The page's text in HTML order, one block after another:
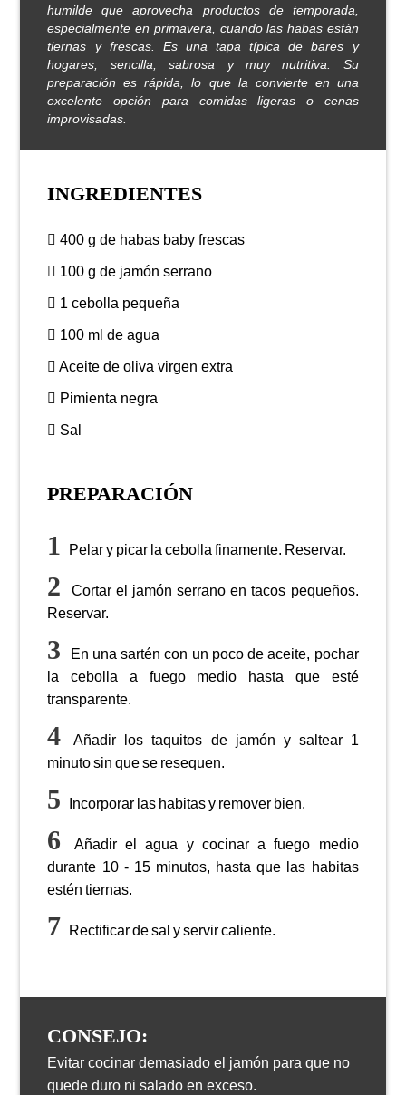
humilde que aprovecha productos de temporada,
especialmente en primavera, cuando las habas están
tiernas y frescas. Es una tapa típica de bares y
hogares, sencilla, sabrosa y muy nutritiva. Su
preparación es rápida, lo que la convierte en una
excelente opción para comidas ligeras o cenas
improvisadas.
INGREDIENTES
400 g de habas baby frescas
100 g de jamón serrano
1 cebolla pequeña
100 ml de agua
Aceite de oliva virgen extra
Pimienta negra
Sal
PREPARACIÓN
Pelar y picar la cebolla finamente. Reservar.
Cortar el jamón serrano en tacos pequeños.
Reservar.
En una sartén con un poco de aceite, pochar
la cebolla a fuego medio hasta que esté
transparente.
Añadir los taquitos de jamón y saltear 1
minuto sin que se resequen.
Incorporar las habitas y remover bien.
Añadir el agua y cocinar a fuego medio
durante 10 - 15 minutos, hasta que las habitas
estén tiernas.
Rectificar de sal y servir caliente.
CONSEJO:
Evitar cocinar demasiado el jamón para que no
quede duro ni salado en exceso.